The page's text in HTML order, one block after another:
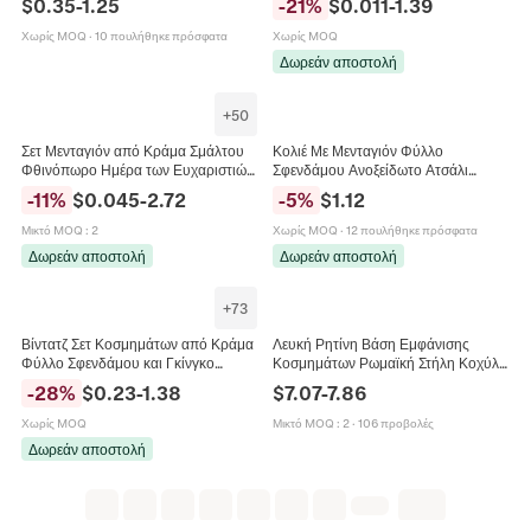
Δαχτυλίδι Ζιργκόν Κομψά Αξεσουάρ
$0.35-1.25
Χωρίς MOQ · 10 πουλήθηκε πρόσφατα
Αξεσουάρ Βραχιολιών Κολιέ
Βοτανικό Φρέσκο Στυλ
-21% $0.011-1.39
Χωρίς MOQ
Δωρεάν αποστολή
+50
Σετ Μενταγιόν από Κράμα Σμάλτου
Φθινόπωρο Ημέρα των Ευχαριστιών
Σφενδάμου Διακοσμητικά για
Κατασκευή Κοσμημάτων DIY
Χειροτεχνία
-11% $0.045-2.72
Μικτό MOQ : 2
Δωρεάν αποστολή
Κολιέ Με Μενταγιόν Φύλλο
Σφενδάμου Ανοξείδωτο Ατσάλι
Γαλλικό Vintage Κομψό Κόσμημα
Για Γυναίκες
-5% $1.12
Χωρίς MOQ · 12 πουλήθηκε πρόσφατα
Δωρεάν αποστολή
+73
Βίντατζ Σετ Κοσμημάτων από Κράμα
Φύλλο Σφενδάμου και Γκίνγκο
Σκουλαρίκια Κολιέ Δαχτυλίδι για
Γυναίκες Ξύλινη Υφή Φθινοπωρινά
Κοσμήματα
-28% $0.23-1.38
Χωρίς MOQ
Δωρεάν αποστολή
Λευκή Ρητίνη Βάση Εμφάνισης
Κοσμημάτων Ρωμαϊκή Στήλη Κοχύλι
Φύλλο Σφενδάμου Σκουλαρίκια
Δαχτυλίδι Αξεσουάρ Φωτογραφίας
$7.07-7.86
Μικτό MOQ : 2· 106 προβολές